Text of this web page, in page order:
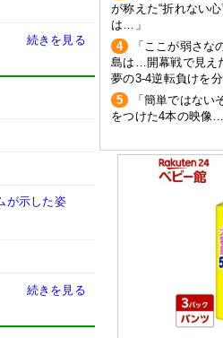
続きを見る
が示した姿
続きを見る
が称えた“折れない
は…」
4
「ここが弱さ
島は…開幕戦で見え
夢の3-4逆転負けを
5
「簡単ではない
をつけた4本の映像